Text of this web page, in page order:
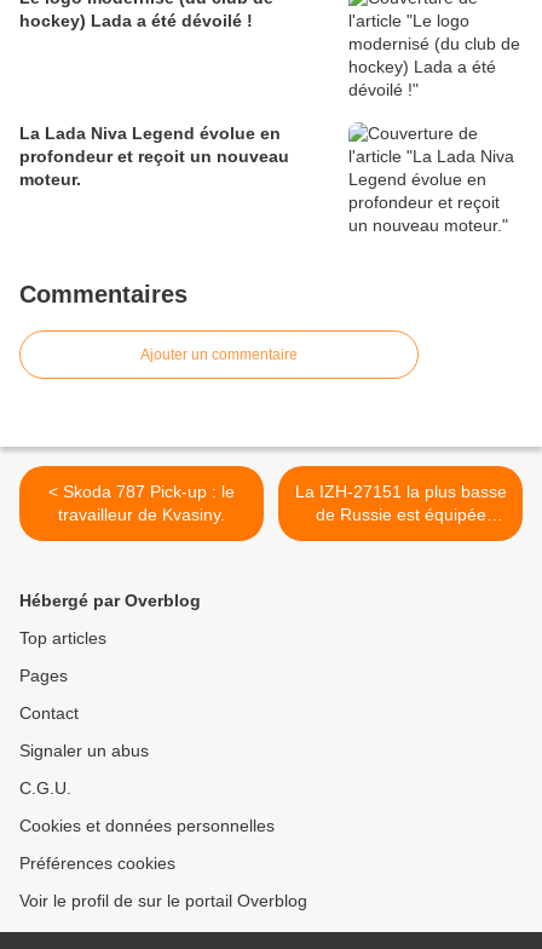
hockey) Lada a été dévoilé !
La Lada Niva Legend évolue en
profondeur et reçoit un nouveau
moteur.
Commentaires
Ajouter un commentaire
< Skoda 787 Pick-up : le
travailleur de Kvasiny.
La IZH-27151 la plus basse
de Russie est équipée
d’une suspension
Hébergé par Overblog
Top articles
Pages
Contact
Signaler un abus
C.G.U.
Cookies et données personnelles
Préférences cookies
Voir le profil de sur le portail Overblog